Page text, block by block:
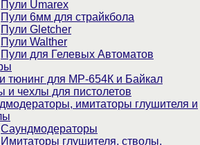
Пули Umarex
Пули 6мм для страйкбола
Пули Gletcher
Пули Walther
Пули для Гелевых Автоматов
тюнинг для МР-654К и Байкал
и чехлы для пистолетов
имитаторы глушителя и
Саундмодераторы
Имитаторы глушителя, стволы,